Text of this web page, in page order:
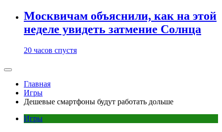
Москвичам объяснили, как на этой
неделе увидеть затмение Солнца
20 часов спустя
Главная
Игры
Дешевые смартфоны будут работать дольше
Игры